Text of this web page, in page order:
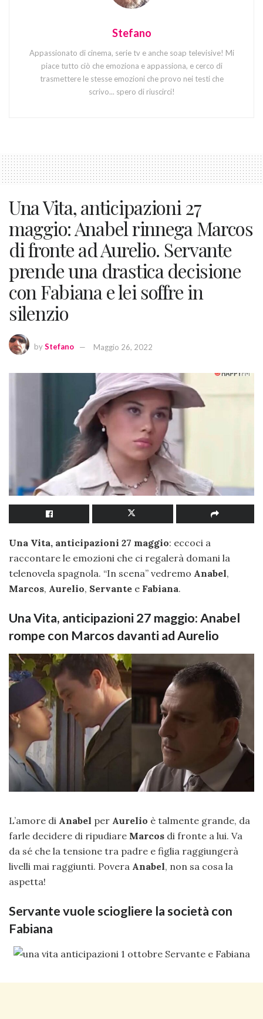
Stefano
Appassionato di cinema, serie tv e anche soap televisive! Mi
piace tutto ciò che emoziona e appassiona, e cerco di
trasmettere le stesse emozioni che provo nei testi che
scrivo... spero di riuscirci!
Una Vita, anticipazioni 27
maggio: Anabel rinnega Marcos
di fronte ad Aurelio. Servante
prende una drastica decisione
con Fabiana e lei soffre in
silenzio
byStefano Maggio 26, 2022
Una Vita, anticipazioni 27 maggio: eccoci a
raccontare le emozioni che ci regalerà domani la
telenovela spagnola. “In scena” vedremo Anabel,
Marcos, Aurelio, Servante e Fabiana.
Una Vita, anticipazioni 27 maggio: Anabel
rompe con Marcos davanti ad Aurelio
L’amore di Anabel per Aurelio è talmente grande, da
farle decidere di ripudiare Marcos di fronte a lui. Va
da sé che la tensione tra padre e figlia raggiungerà
livelli mai raggiunti. Povera Anabel, non sa cosa la
aspetta!
Servante vuole sciogliere la società con
Fabiana